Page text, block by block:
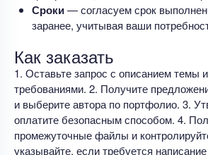
Сроки— согласуем срок
заранее, учитывая ваши
Как заказать
1. Оставьте запрос с описанием темы
требованиями. 2. Получите
и выберите автора по портфолио. 3.
оплатите безопасным способом. 4.
промежуточные файлы и
указывайте, если требуется